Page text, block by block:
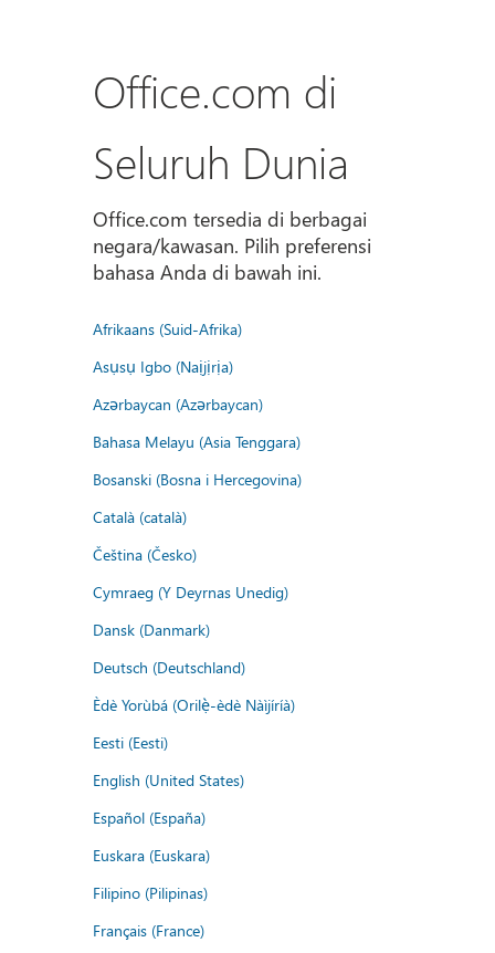
Office.com di
Seluruh Dunia
Office.com tersedia di berbagai
negara/kawasan. Pilih preferensi
bahasa Anda di bawah ini.
Afrikaans (Suid-Afrika)
Asụsụ Igbo (Naịjịrịa)
Azərbaycan (Azərbaycan)
Bahasa Melayu (Asia Tenggara)
Bosanski (Bosna i Hercegovina)
Català (català)
Čeština (Česko)
Cymraeg (Y Deyrnas Unedig)
Dansk (Danmark)
Deutsch (Deutschland)
Èdè Yorùbá (Orilẹ̀-èdè Nàìjíríà)
Eesti (Eesti)
English (United States)
Español (España)
Euskara (Euskara)
Filipino (Pilipinas)
Français (France)